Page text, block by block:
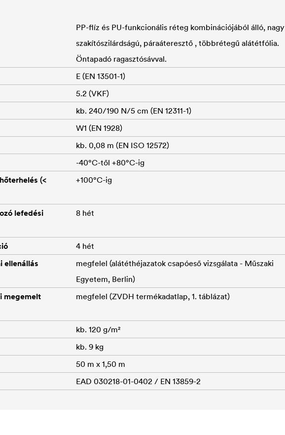
PP-flíz és PU-funkcionális réteg kombinációjából álló, nagy
szakítószilárdságú, páraáteresztő , többrétegű alátétfólia.
Öntapadó ragasztósávval.
E (EN 13501-1)
5.2 (VKF)
kb. 240/190 N/5 cm (EN 12311-1)
W1 (EN 1928)
kb. 0,08 m (EN ISO 12572)
-40°C-től +80°C-ig
(<
+100°C-ig
lefedési
8 hét
4 hét
ellenállás
megfelel (alátéthéjazatok csapóeső vizsgálata - Műszaki
Egyetem, Berlin)
megemelt
megfelel (ZVDH termékadatlap, 1. táblázat)
kb. 120 g/m²
kb. 9 kg
50 m x 1,50 m
EAD 030218-01-0402 / EN 13859-2